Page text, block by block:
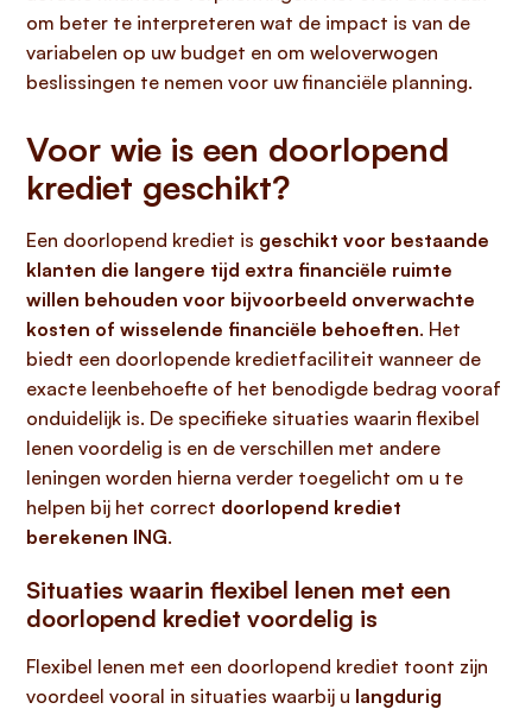
om beter te interpreteren wat de impact is van de
variabelen op uw budget en om weloverwogen
beslissingen te nemen voor uw financiële planning.
Voor wie is een doorlopend
krediet geschikt?
Een doorlopend krediet is geschikt voor bestaande
klanten die langere tijd extra financiële ruimte
willen behouden voor bijvoorbeeld onverwachte
kosten of wisselende financiële behoeften. Het
biedt een doorlopende kredietfaciliteit wanneer de
exacte leenbehoefte of het benodigde bedrag vooraf
onduidelijk is. De specifieke situaties waarin flexibel
lenen voordelig is en de verschillen met andere
leningen worden hierna verder toegelicht om u te
helpen bij het correct doorlopend krediet
berekenen ING.
Situaties waarin flexibel lenen met een
doorlopend krediet voordelig is
Flexibel lenen met een doorlopend krediet toont zijn
voordeel vooral in situaties waarbij u langdurig